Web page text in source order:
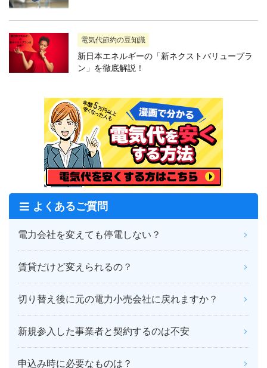
電気代節約の豆知識
新日本エネルギーの「新ネクストバリュープラ
ン」を徹底解説！
よくあるご質問
電力会社を変えても停電しない？
賃貸だけど変えられるの？
切り替え後に元の電力小売会社に戻れますか？
新規参入した事業者と契約するのは不安
申込み時に必要なものは？